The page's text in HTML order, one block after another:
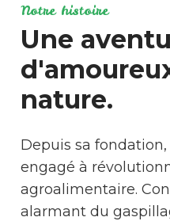
Notre histoire
Une
nature.
Depuis sa
engagé à
agroalimentaire.
alarmant du